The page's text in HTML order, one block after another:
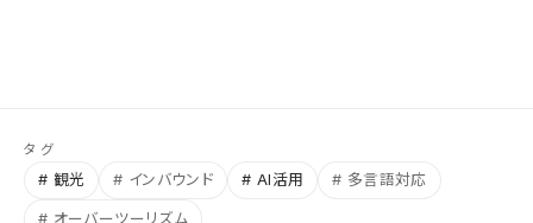
タグ
# 観光 # インバウンド # AI活用 # 多言語対応
# オーバーツーリズム